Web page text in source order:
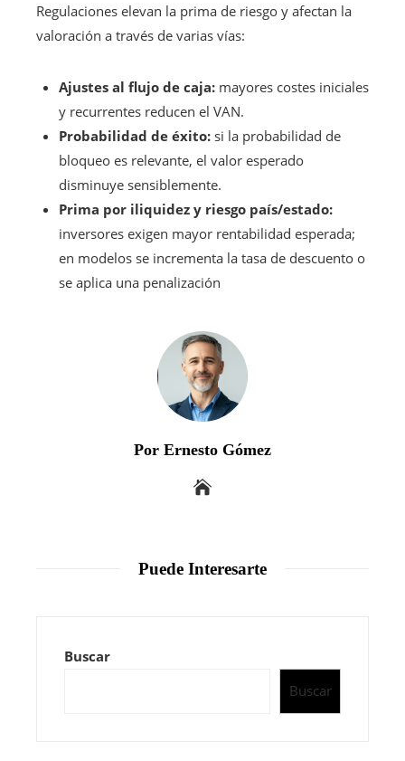
Regulaciones elevan la prima de riesgo y afectan la
valoración a través de varias vías:
Ajustes al flujo de caja: mayores costes iniciales
y recurrentes reducen el VAN.
Probabilidad de éxito: si la probabilidad de
bloqueo es relevante, el valor esperado
disminuye sensiblemente.
Prima por iliquidez y riesgo país/estado:
inversores exigen mayor rentabilidad esperada;
en modelos se incrementa la tasa de descuento o
se aplica una penalización
Por Ernesto Gómez
Puede Interesarte
Buscar
Buscar